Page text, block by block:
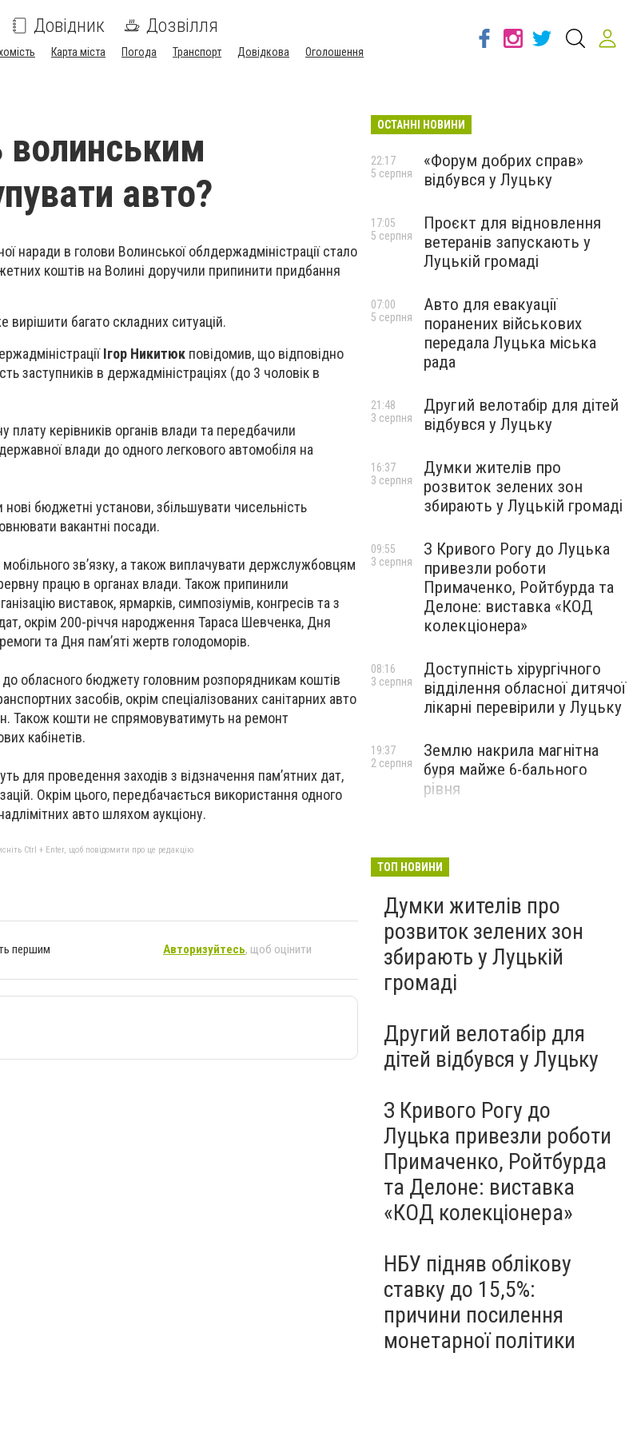
Довідник Дозвілля
Карта міста Погода Транспорт Довідкова Оголошення
волинським
авто?
наради в голови Волинської облдержадміністрації стало
коштів на Волині доручили припинити придбання
вирішити багато складних ситуацій.
Ігор Никитюк повідомив, що відповідно
заступників в держадміністраціях (до 3 чоловік в
керівників органів влади та передбачили
влади до одного легкового автомобіля на
бюджетні установи, збільшувати чисельність
вакантні посади.
зв’язку, а також виплачувати держслужбовцям
працю в органах влади. Також припинили
виставок, ярмарків, симпозіумів, конгресів та з
окрім 200-річчя народження Тараса Шевченка, Дня
та Дня пам’яті жертв голодоморів.
обласного бюджету головним розпорядникам коштів
засобів, окрім спеціалізованих санітарних авто
Також кошти не спрямовуватимуть на ремонт
кабінетів.
для проведення заходів з відзначення пам’ятних дат,
Окрім цього, передбачається використання одного
авто шляхом аукціону.
Ctrl + Enter, щоб повідомити про це редакцію
першим Авторизуйтесь, щоб оцінити
ОСТАННІ НОВИНИ
«Форум добрих справ»
відбувся у Луцьку
22:17
5 серпня
Проєкт для відновлення
ветеранів запускають у
Луцькій громаді
17:05
5 серпня
Авто для евакуації
поранених військових
передала Луцька міська
рада
07:00
5 серпня
Другий велотабір для дітей
відбувся у Луцьку
21:48
3 серпня
Думки жителів про
розвиток зелених зон
збирають у Луцькій громаді
16:37
3 серпня
З Кривого Рогу до Луцька
привезли роботи
Примаченко, Ройтбурда та
Делоне: виставка «КОД
колекціонера»
09:55
3 серпня
Доступність хірургічного
відділення обласної дитячої
лікарні перевірили у Луцьку
08:16
3 серпня
Землю накрила магнітна
буря майже 6-бального
рівня
19:37
2 серпня
ТОП НОВИНИ
Думки жителів про
розвиток зелених зон
збирають у Луцькій
громаді
Другий велотабір для
дітей відбувся у Луцьку
З Кривого Рогу до
Луцька привезли роботи
Примаченко, Ройтбурда
та Делоне: виставка
«КОД колекціонера»
НБУ підняв облікову
ставку до 15,5%:
причини посилення
монетарної політики